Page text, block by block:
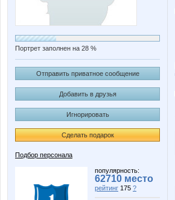
Портрет заполнен на 28 %
Отправить приватное сообщение
Добавить в друзья
Игнорировать
Сделать подарок
Подбор персонала
популярность:
62710 место
рейтинг 175 ?